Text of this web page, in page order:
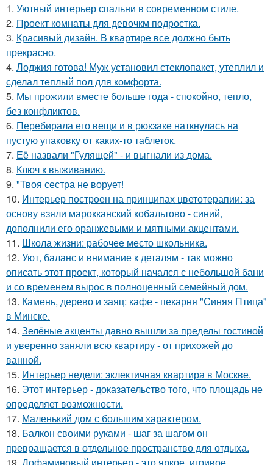
1. Уютный интерьер спальни в современном стиле.
2. Проект комнаты для девочкм подростка.
3. Красивый дизайн. В квартире все должно быть
прекрасно.
4. Лоджия готова! Муж установил стеклопакет, утеплил и
сделал теплый пол для комфорта.
5. Мы прожили вместе больше года - спокойно, тепло,
без конфликтов.
6. Перебирала его вещи и в рюкзаке наткнулась на
пустую упаковку от каких-то таблеток.
7. Её назвали "Гулящей" - и выгнали из дома.
8. Ключ к выживанию.
9. "Твоя сестра не ворует!
10. Интерьер построен на принципах цветотерапии: за
основу взяли марокканский кобальтово - синий,
дополнили его оранжевыми и мятными акцентами.
11. Школа жизни: рабочее место школьника.
12. Уют, баланс и внимание к деталям - так можно
описать этот проект, который начался с небольшой бани
и со временем вырос в полноценный семейный дом.
13. Камень, дерево и заяц: кафе - пекарня "Синяя Птица"
в Минске.
14. Зелёные акценты давно вышли за пределы гостиной
и уверенно заняли всю квартиру - от прихожей до
ванной.
15. Интерьер недели: эклектичная квартира в Москве.
16. Этот интерьер - доказательство того, что площадь не
определяет возможности.
17. Маленький дом с большим характером.
18. Балкон своими руками - шаг за шагом он
превращается в отдельное пространство для отдыха.
19. Дофаминовый интерьер - это яркое, игривое